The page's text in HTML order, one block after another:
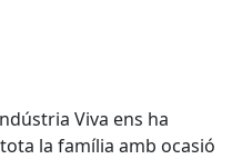
Viva ens ha
la família amb ocasió